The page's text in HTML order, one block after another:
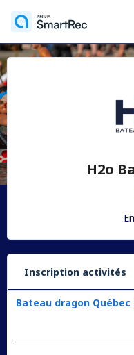
H2o
Inscription activités
Bateau dragon Québec